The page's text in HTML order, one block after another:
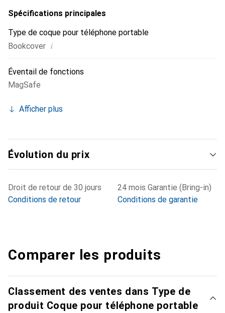
Spécifications principales
Type de coque pour téléphone portable
Bookcover i
Éventail de fonctions
MagSafe
Afficher plus
Évolution du prix
Droit de retour de 30 jours
Conditions de retour
24 mois Garantie (Bring-in)
Conditions de garantie
Comparer les produits
Classement des ventes dans Type de
produit Coque pour téléphone portable